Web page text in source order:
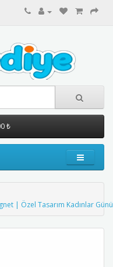
₺
| Özel Tasarım Kadınlar